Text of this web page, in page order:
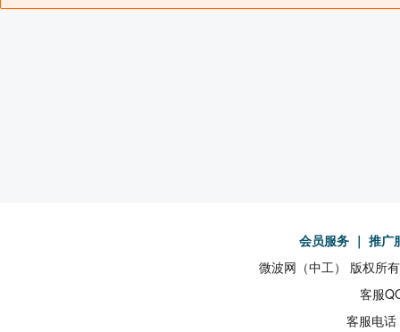
会员服务 ｜ 推广
微波网（中工） 版权所
客服
客服电